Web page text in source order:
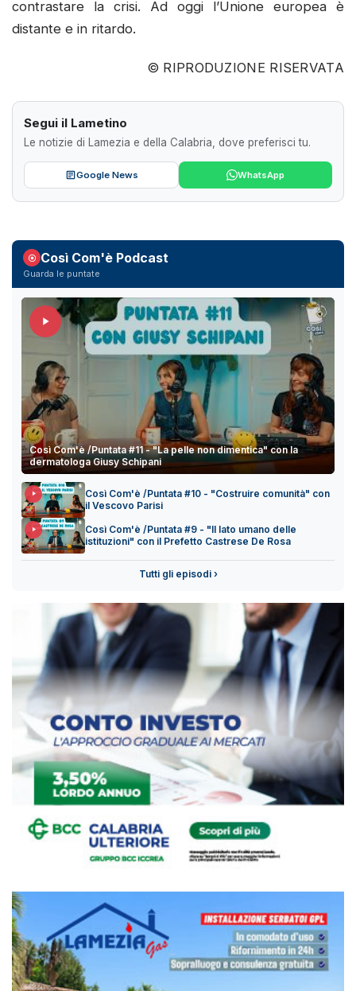
contrastare la crisi. Ad oggi l’Unione europea è
distante e in ritardo.
© RIPRODUZIONE RISERVATA
Segui il Lametino
Le notizie di Lamezia e della Calabria, dove preferisci tu.
Google News WhatsApp
Così Com'è Podcast
Guarda le puntate
Così Com'è /Puntata #11 - "La pelle non dimentica" con la
dermatologa Giusy Schipani
Così Com'è /Puntata #10 - "Costruire comunità" con
il Vescovo Parisi
Così Com'è /Puntata #9 - "Il lato umano delle
istituzioni" con il Prefetto Castrese De Rosa
Tutti gli episodi ›